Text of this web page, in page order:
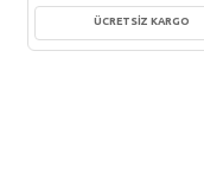
ÜCRETSİZ KARGO